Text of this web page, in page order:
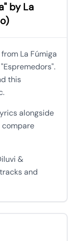
by La
La Fúmiga
this
alongside
&
and